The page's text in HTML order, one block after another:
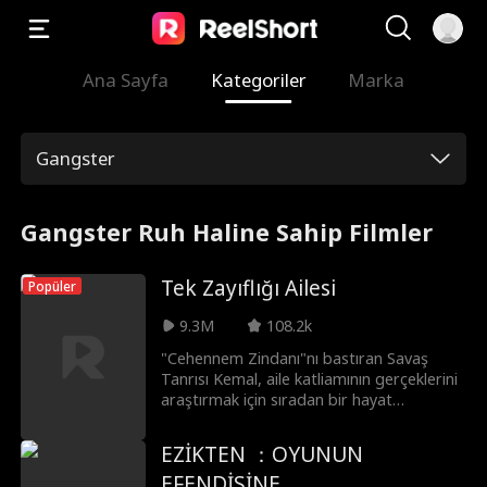
Ana Sayfa Kategoriler Marka
Gangster
Gangster Ruh Haline Sahip Filmler
Popüler Tek Zayıflığı Ailesi
9.3M
108.2k
"Cehennem Zindanı"nı bastıran Savaş
Tanrısı Kemal, aile katliamının gerçeklerini
araştırmak için sıradan bir hayat
vardır: holding patronu Emine, gizemli
Leyla, hostes Zeynep, cerrah Aslı, yayıncı
Merve, sırlarla dolu Lale ve yıldız İpek.
EZİKTEN ：OYUNUN